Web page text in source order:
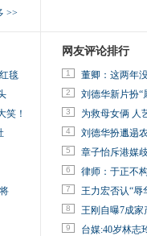
>>
毯
笑！
网友评论排行
1 董卿：这两年
2 刘德华新片扮“
3 为救母女俩 人
4 刘德华扮邋遢
5 章子怡斥港媒
6 律师：于正不
7 王力宏否认“辱
8 王刚自曝7成家
9 台媒:40岁林志